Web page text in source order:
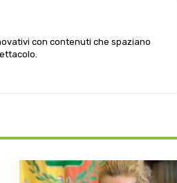
con contenuti che spaziano